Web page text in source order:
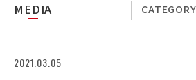
MEDIA CATEGORY
2021.03.05